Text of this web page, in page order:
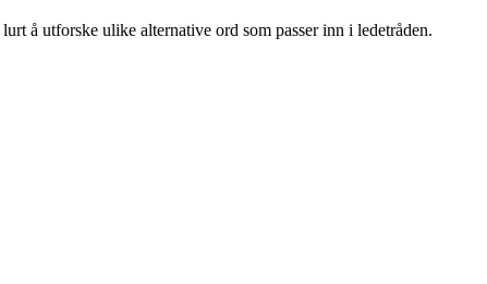
å utforske ulike alternative ord som passer inn i ledetråden.